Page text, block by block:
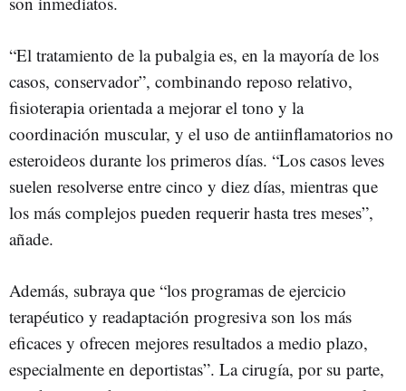
“El tratamiento de la pubalgia es, en la mayoría de los
casos, conservador”, combinando reposo relativo,
fisioterapia orientada a mejorar el tono y la
coordinación muscular, y el uso de antiinflamatorios no
esteroideos durante los primeros días. “Los casos leves
suelen resolverse entre cinco y diez días, mientras que
los más complejos pueden requerir hasta tres meses”,
añade.
Además, subraya que “los programas de ejercicio
terapéutico y readaptación progresiva son los más
eficaces y ofrecen mejores resultados a medio plazo,
especialmente en deportistas”. La cirugía, por su parte,